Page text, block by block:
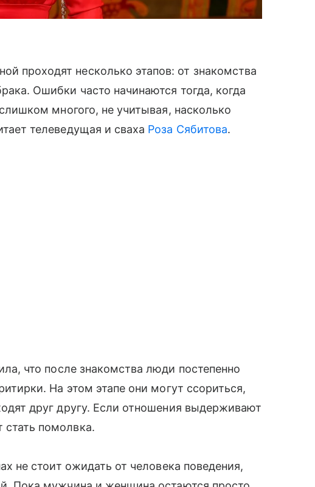
проходят несколько этапов: от знакомства
Ошибки часто начинаются тогда, когда
многого, не учитывая, насколько
телеведущая и сваха Роза Сябитова.
что после знакомства люди постепенно
На этом этапе они могут ссориться,
друг другу. Если отношения выдерживают
помолвка.
не стоит ожидать от человека поведения,